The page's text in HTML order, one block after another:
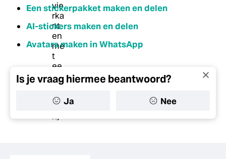
Een stickerpakket maken en delen
AI-stickers maken en delen
Avatars maken in WhatsApp
Is je vraag hiermee beantwoord?
Ja Nee